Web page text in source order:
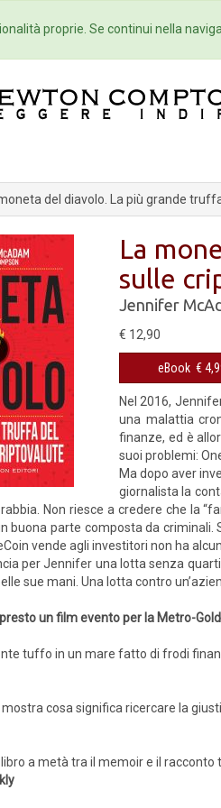
Autori Eventi
moneta del diavolo. La più grande
La
sulle
Jennifer
€ 12,90
eBook €
Nel 2016,
una malattia
finanze, ed è
suoi problemi:
Ma dopo aver
giornalista la
Non riesce a credere che la
buona parte composta da criminali.
vende agli investitori non ha
per Jennifer una lotta senza
sue mani. Una lotta contro
un film evento per la Metro-
tuffo in un mare fatto di frodi
mostra cosa significa ricercare la
a metà tra il memoir e il
proprie. Se continui nella